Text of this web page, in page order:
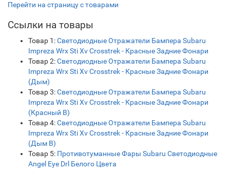
Перейти на страницу с товарами
Ссылки на товары
Товар 1:Светодиодные Отражатели Бампера Subaru
Impreza Wrx Sti Xv Crosstrek - Красные Задние Фонари
Товар 2:Светодиодные Отражатели Бампера Subaru
Impreza Wrx Sti Xv Crosstrek - Красные Задние Фонари
(Дым)
Товар 3:Светодиодные Отражатели Бампера Subaru
Impreza Wrx Sti Xv Crosstrek - Красные Задние Фонари
(Красный B)
Товар 4:Светодиодные Отражатели Бампера Subaru
Impreza Wrx Sti Xv Crosstrek - Красные Задние Фонари
(Дым B)
Товар 5: Противотуманные Фары Subaru Светодиодные
Angel Eye Drl Белого Цвета